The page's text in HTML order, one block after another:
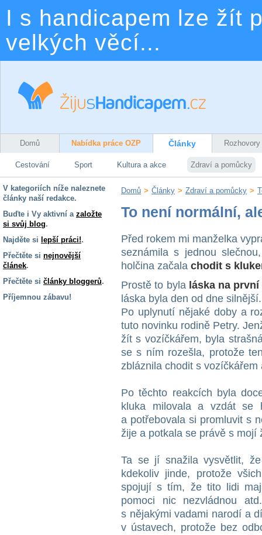
I s handicapem lze žít
velkých věcí...
Domů Nabídka práce OZP Články Rozhovory
Cestování Sport Kultura a akce Zdraví a pomůcky
V kategoriích níže naleznete
články naší redakce.
Buďte i Vy aktivní a založte
si svůj blog.
Najděte si lepší práci!.
Přečtěte si nejnovější
článek.
Přečtěte si články bloggerů.
Příjemnou zábavu!
Domů > Články > Zdraví a pomůcky >
To není normální,
Před rokem mi manželka
seznámila s jednou
holčina začala chodit s
Prostě to byla láska na
láska byla den od dne silnější.
Po uplynutí nějaké doby a
tuto novinku rodině Petry.
žít s vozíčkářem, byla
se s ním rozešla, protože
zbláznila chodit s vozíčkářem
Po těchto reakcích byla
kluka milovala a vzdát se
a potřebovala si promluvit s
žije a potkala se právě s mojí
Ta se jí snažila vysvětlit,
kdekoliv jinde, protože
spojují s tím, že tito lidi
pomoci nic nezvládnou
s nějakými vadami narodí a
v ústavech, protože bez